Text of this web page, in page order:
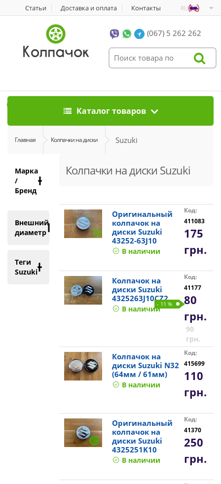
Статьи Доставка и оплата Контакты RU
(067) 5 262 262
Каталог товаров
Главная Колпачки на диски Suzuki
Марка
/
Бренд
Внешний
диаметр
Теги
Suzuki
Колпачки на диски Suzuki
Оригинальный
колпачок на
диски Suzuki
43252-63J10
В наличии
Код:
411083
175
грн.
- 11 %
Колпачок на
диски Suzuki
4325263J10CZ2
В наличии
Код:
41177
80
грн.
90
грн.
Колпачок на
диски Suzuki N32
(64мм / 61мм)
В наличии
Код:
415699
110
грн.
Оригинальный
колпачок на
диски Suzuki
4325251K10
В наличии
Код:
41370
250
грн.